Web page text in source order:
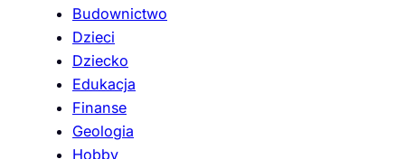
Budownictwo
Dzieci
Dziecko
Edukacja
Finanse
Geologia
Hobby